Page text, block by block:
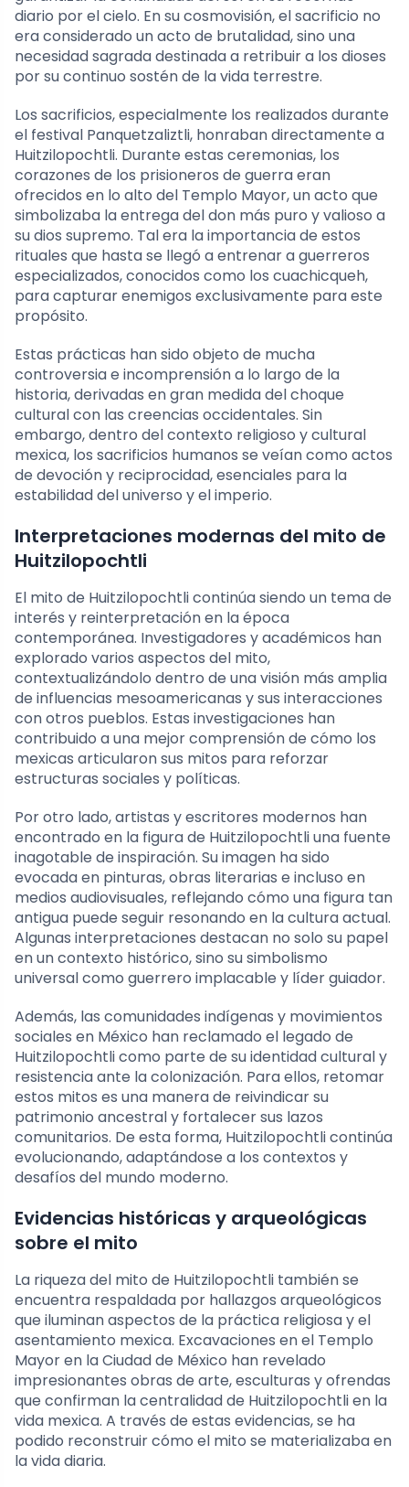
diario por el cielo. En su cosmovisión, el sacrificio no
era considerado un acto de brutalidad, sino una
necesidad sagrada destinada a retribuir a los dioses
por su continuo sostén de la vida terrestre.
Los sacrificios, especialmente los realizados durante
el festival Panquetzaliztli, honraban directamente a
Huitzilopochtli. Durante estas ceremonias, los
corazones de los prisioneros de guerra eran
ofrecidos en lo alto del Templo Mayor, un acto que
simbolizaba la entrega del don más puro y valioso a
su dios supremo. Tal era la importancia de estos
rituales que hasta se llegó a entrenar a guerreros
especializados, conocidos como los cuachicqueh,
para capturar enemigos exclusivamente para este
propósito.
Estas prácticas han sido objeto de mucha
controversia e incomprensión a lo largo de la
historia, derivadas en gran medida del choque
cultural con las creencias occidentales. Sin
embargo, dentro del contexto religioso y cultural
mexica, los sacrificios humanos se veían como actos
de devoción y reciprocidad, esenciales para la
estabilidad del universo y el imperio.
Interpretaciones modernas del mito de
Huitzilopochtli
El mito de Huitzilopochtli continúa siendo un tema de
interés y reinterpretación en la época
contemporánea. Investigadores y académicos han
explorado varios aspectos del mito,
contextualizándolo dentro de una visión más amplia
de influencias mesoamericanas y sus interacciones
con otros pueblos. Estas investigaciones han
contribuido a una mejor comprensión de cómo los
mexicas articularon sus mitos para reforzar
estructuras sociales y políticas.
Por otro lado, artistas y escritores modernos han
encontrado en la figura de Huitzilopochtli una fuente
inagotable de inspiración. Su imagen ha sido
evocada en pinturas, obras literarias e incluso en
medios audiovisuales, reflejando cómo una figura tan
antigua puede seguir resonando en la cultura actual.
Algunas interpretaciones destacan no solo su papel
en un contexto histórico, sino su simbolismo
universal como guerrero implacable y líder guiador.
Además, las comunidades indígenas y movimientos
sociales en México han reclamado el legado de
Huitzilopochtli como parte de su identidad cultural y
resistencia ante la colonización. Para ellos, retomar
estos mitos es una manera de reivindicar su
patrimonio ancestral y fortalecer sus lazos
comunitarios. De esta forma, Huitzilopochtli continúa
evolucionando, adaptándose a los contextos y
desafíos del mundo moderno.
Evidencias históricas y arqueológicas
sobre el mito
La riqueza del mito de Huitzilopochtli también se
encuentra respaldada por hallazgos arqueológicos
que iluminan aspectos de la práctica religiosa y el
asentamiento mexica. Excavaciones en el Templo
Mayor en la Ciudad de México han revelado
impresionantes obras de arte, esculturas y ofrendas
que confirman la centralidad de Huitzilopochtli en la
vida mexica. A través de estas evidencias, se ha
podido reconstruir cómo el mito se materializaba en
la vida diaria.